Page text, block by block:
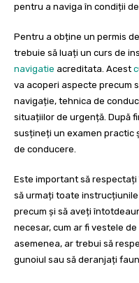
pentru a naviga în condiții
Pentru a obține un permis
trebuie să luați un curs de
navigatie acreditata. Acest
va acoperi aspecte precum
navigație, tehnica de
situațiilor de urgență. După
susțineți un examen practic
de conducere.
Este important să
să urmați toate
precum și să aveți
necesar, cum ar fi vestele
asemenea, ar trebui să
gunoiul sau să deranjați